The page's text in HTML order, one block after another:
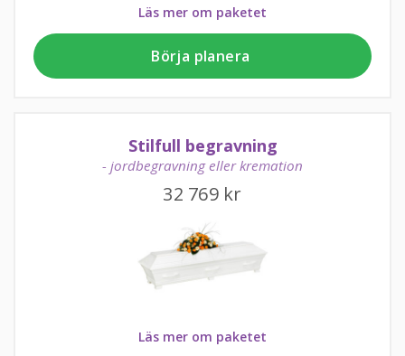
Läs mer om paketet
Börja planera
Stilfull begravning
- jordbegravning eller kremation
32 769 kr
Läs mer om paketet